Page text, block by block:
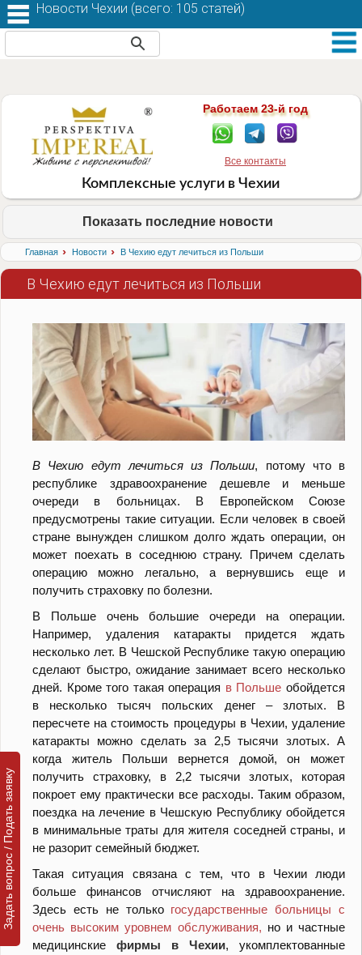
Работаем 23-й год
Все контакты
Комплексные услуги в Чехии
Показать последние новости
Главная › Новости › В Чехию едут лечиться из Польши
В Чехию едут лечиться из Польши
В Чехию едут лечиться из Польши, потому что в
республике здравоохранение дешевле и меньше
очереди в больницах. В Европейском Союзе
предусмотрены такие ситуации. Если человек в своей
стране вынужден слишком долго ждать операции, он
может поехать в соседнюю страну. Причем сделать
операцию можно легально, а вернувшись еще и
получить страховку по болезни.
В Польше очень большие очереди на операции.
Например, удаления катаракты придется ждать
несколько лет. В Чешской Республике такую операцию
сделают быстро, ожидание занимает всего несколько
дней. Кроме того такая операция в Польше обойдется
в несколько тысяч польских денег – злотых. В
пересчете на стоимость процедуры в Чехии, удаление
катаракты можно сделать за 2,5 тысячи злотых. А
когда житель Польши вернется домой, он может
получить страховку, в 2,2 тысячи злотых, которая
покроет ему практически все расходы. Таким образом,
поездка на лечение в Чешскую Республику обойдется
в минимальные траты для жителя соседней страны, и
не разорит семейный бюджет.
Такая ситуация связана с тем, что в Чехии люди
больше финансов отчисляют на здравоохранение.
Здесь есть не только государственные больницы с
очень высоким уровнем обслуживания, но и частные
медицинские фирмы в Чехии, укомплектованные
Новости Чехии (всего: 105 статей)
Задать вопрос / Подать заявку